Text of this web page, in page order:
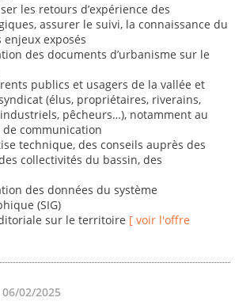
les retours d’expérience des
assurer le suivi, la connaissance du
enjeux exposés
des documents d’urbanisme sur le
publics et usagers de la vallée et
(élus, propriétaires, riverains,
pêcheurs…), notamment au
communication
technique, des conseils auprès des
collectivités du bassin, des
des données du système
(SIG)
sur le territoire [ voir l'offre
06/02/2025